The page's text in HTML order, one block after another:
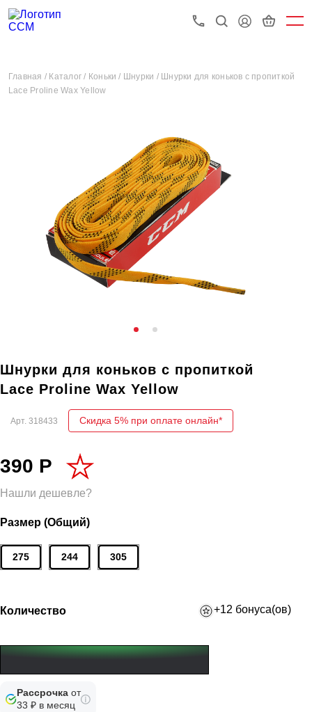
Главная / Каталог / Коньки / Шнурки / Шнурки для коньков с пропиткой
Lace Proline Wax Yellow
Шнурки для коньков с пропиткой
Lace Proline Wax Yellow
Арт. 318433 Скидка 5% при оплате онлайн*
390 Р
Нашли дешевле?
Размер (Общий)
275 244 305
Количество +12 бонуса(ов)
Рассрочка от
33 ₽ в месяц